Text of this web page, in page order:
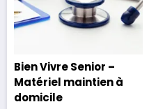
Bien Vivre Senior –
Matériel maintien à
domicile